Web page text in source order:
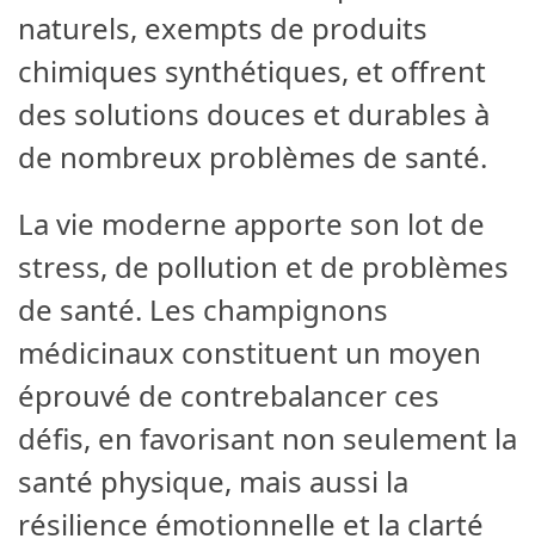
naturels, exempts de produits
chimiques synthétiques, et offrent
des solutions douces et durables à
de nombreux problèmes de santé.
La vie moderne apporte son lot de
stress, de pollution et de problèmes
de santé. Les champignons
médicinaux constituent un moyen
éprouvé de contrebalancer ces
défis, en favorisant non seulement la
santé physique, mais aussi la
résilience émotionnelle et la clarté